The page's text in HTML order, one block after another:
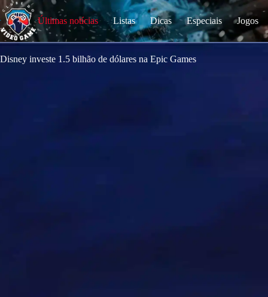
k
i
p
o
Últimas notícias Listas Dicas Especiais Jogos
Disney investe 1.5 bilhão de dólares na Epic Games